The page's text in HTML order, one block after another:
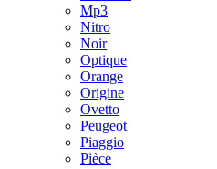
Mp3
Nitro
Noir
Optique
Orange
Origine
Ovetto
Peugeot
Piaggio
Pièce